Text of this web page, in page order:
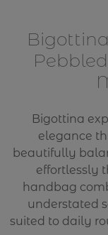
Bigottina
elegance
beautifully
effortlessly
handbag
understated
suited to daily